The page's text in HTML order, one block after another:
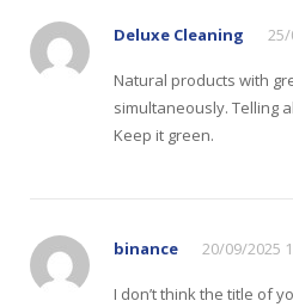
Deluxe Cleaning 25/
Natural products with
simultaneously. Telling
Keep it green.
binance 20/09/2025
I don’t think the title of